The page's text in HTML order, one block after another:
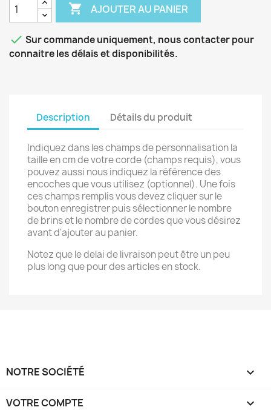
 AJOUTER AU PANIER
 Sur commande uniquement, nous contacter pour
connaitre les délais et disponibilités.
Description Détails du produit
Indiquez dans les champs de personnalisation la
taille en cm de votre corde (champs requis), vous
pouvez aussi nous indiquez la référence des
encoches que vous utilisez (optionnel). Une fois
ces champs remplis vous devez cliquer sur le
bouton enregistrer puis sélectionner le nombre
de brins et le nombre de cordes que vous désirez
avant d'ajouter au panier.
Notez que le delai de livraison peut être un peu
plus long que pour des articles en stock.
NOTRE SOCIÉTÉ 
VOTRE COMPTE 